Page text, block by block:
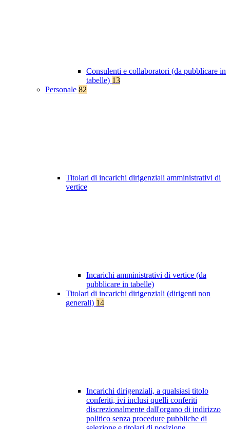
Consulenti e collaboratori (da pubblicare in
tabelle) 13
Personale 82
Titolari di incarichi dirigenziali amministrativi di
vertice
Incarichi amministrativi di vertice (da
pubblicare in tabelle)
Titolari di incarichi dirigenziali (dirigenti non
generali) 14
Incarichi dirigenziali, a qualsiasi titolo
conferiti, ivi inclusi quelli conferiti
discrezionalmente dall'organo di indirizzo
politico senza procedure pubbliche di